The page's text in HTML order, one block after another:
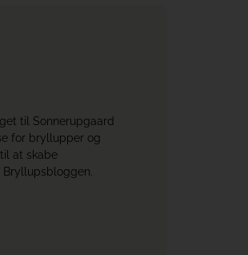
til Sonnerupgaard
for bryllupper og
at skabe
Bryllupsbloggen.